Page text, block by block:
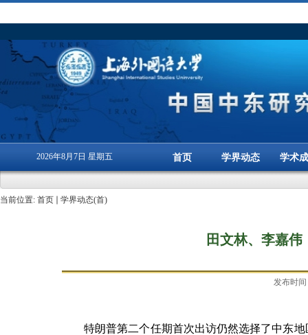
2026年8月7日 星期五 首页 学界动态 学术
当前位置: 首页 学界动态(首)
田文林、李嘉
发布时
特朗普第二个任期首次出访仍然选择了中东